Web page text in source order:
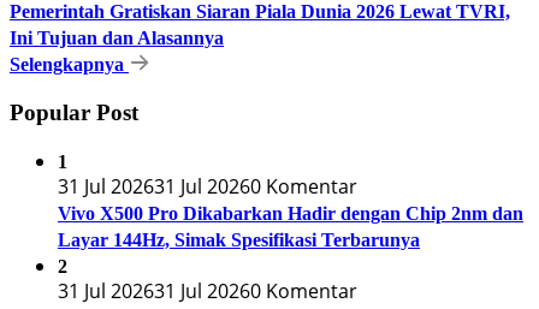
Pemerintah Gratiskan Siaran Piala Dunia 2026 Lewat TVRI,
Ini Tujuan dan Alasannya
Selengkapnya
Popular Post
1
31 Jul 202631 Jul 20260 Komentar
Vivo X500 Pro Dikabarkan Hadir dengan Chip 2nm dan
Layar 144Hz, Simak Spesifikasi Terbarunya
2
31 Jul 202631 Jul 20260 Komentar